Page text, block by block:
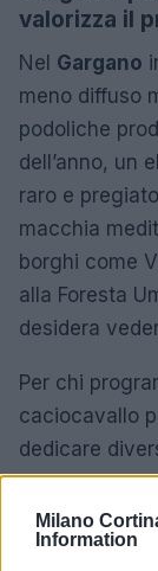
Milano
Information
valorizza il
Nel Gargano
meno diffuso
podoliche
dell’anno, un
raro e
macchia
borghi come
alla Foresta
desidera
Per chi
caciocavallo
dedicare
Basilicata
visitare
L’acquisto è